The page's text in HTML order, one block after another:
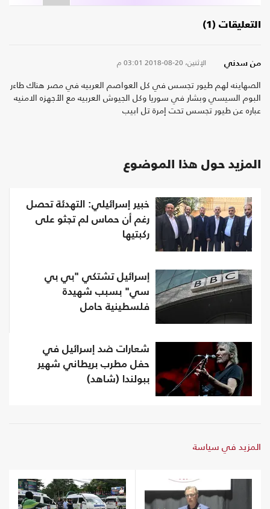
التعليقات (1)
من سدني الإثنين، 20-08-2018 03:01 م
الصهاينه لهم طيور تجسس في كل العواصم العربيه في مصر هناك طاءر
البوم السيسي وبشار في سوريا وكل الجيوش العربيه مع الأجهزه الامنيه
عباره عن طيور تجسس تحت إمرة تل ابيب
المزيد حول هذا الموضوع
خبير إسرائيلي: التهدئة تحصل
رغم أن حماس لم تجثو على
ركبتيها
إسرائيل تشتكي "بي بي
سي" بسبب شهيدة
فلسطينية حامل
شعارات ضد إسرائيل في
حفل مطرب بريطاني شهير
ببولندا (شاهد)
المزيد في سياسة